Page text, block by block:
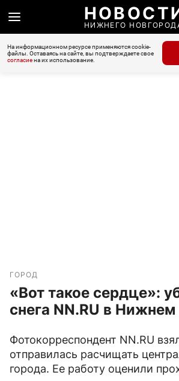
НИЖНЕГО
На информационном ресурсе применяются cookie-
файлы. Оставаясь на сайте, вы подтверждаете свое
согласиена их использование.
ГОРОД
«Вот такое сердце»:
снега NN.RU в
Фотокорреспондент NN.RU
отправилась расчищать
города. Ее работу оценили